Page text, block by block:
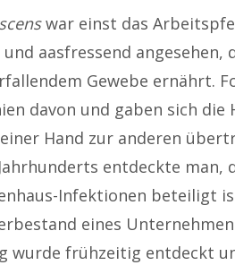
war einst das
aasfressend angesehen,
Gewebe ernährt.
davon und gaben sich die
Hand zur anderen
entdeckte man,
Infektionen beteiligt
eines
wurde frühzeitig entdeckt